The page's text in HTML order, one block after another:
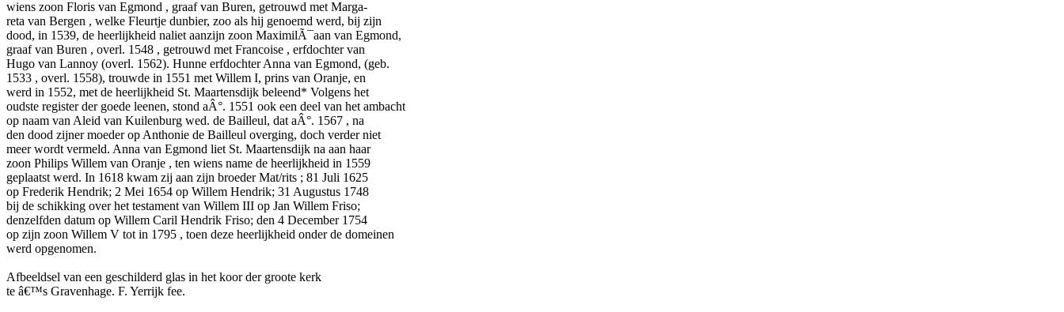
wiens zoon Floris van Egmond , graaf van Buren, getrouwd met Marga-
reta van Bergen , welke Fleurtje dunbier, zoo als hij genoemd werd, bij zijn
dood, in 1539, de heerlijkheid naliet aanzijn zoon MaximilÃ¯aan van Egmond,
graaf van Buren , overl. 1548 , getrouwd met Francoise , erfdochter van
Hugo van Lannoy (overl. 1562). Hunne erfdochter Anna van Egmond, (geb.
1533 , overl. 1558), trouwde in 1551 met Willem I, prins van Oranje, en
werd in 1552, met de heerlijkheid St. Maartensdijk beleend* Volgens het
oudste register der goede leenen, stond aÂ°. 1551 ook een deel van het ambacht
op naam van Aleid van Kuilenburg wed. de Bailleul, dat aÂ°. 1567 , na
den dood zijner moeder op Anthonie de Bailleul overging, doch verder niet
meer wordt vermeld. Anna van Egmond liet St. Maartensdijk na aan haar
zoon Philips Willem van Oranje , ten wiens name de heerlijkheid in 1559
geplaatst werd. In 1618 kwam zij aan zijn broeder Mat/rits ; 81 Juli 1625
op Frederik Hendrik; 2 Mei 1654 op Willem Hendrik; 31 Augustus 1748
bij de schikking over het testament van Willem III op Jan Willem Friso;
denzelfden datum op Willem Caril Hendrik Friso; den 4 December 1754
op zijn zoon Willem V tot in 1795 , toen deze heerlijkheid onder de domeinen
werd opgenomen.
Afbeeldsel van een geschilderd glas in het koor der groote kerk
te â€™s Gravenhage. F. Yerrijk fee.